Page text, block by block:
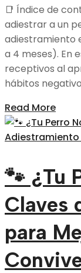
📑 Índice de
adiestrar a un
adiestramiento
a 4 meses). En
receptivos al
hábitos
Read More
🐾 ¿Tu
Claves
para